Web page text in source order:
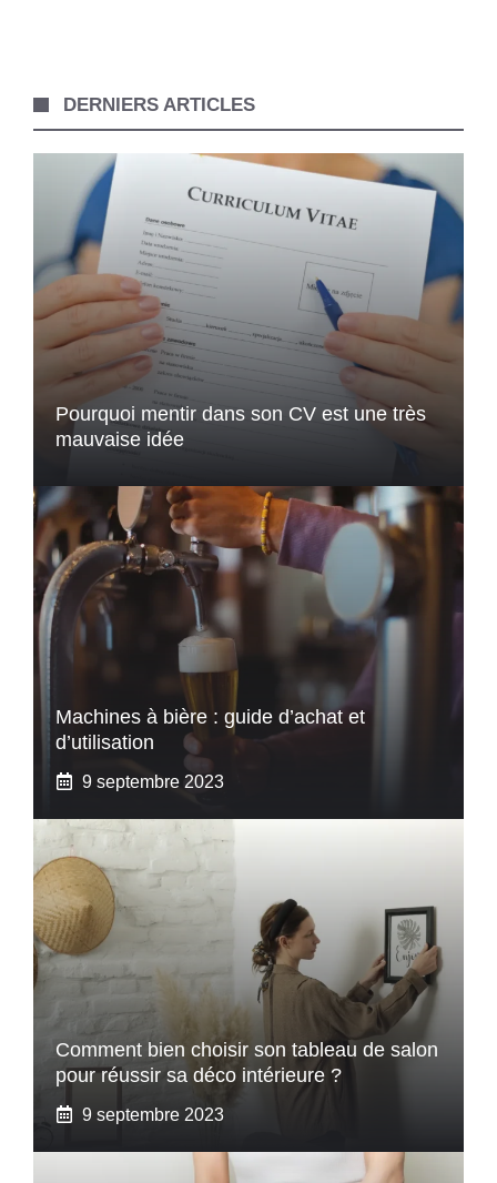
DERNIERS ARTICLES
Pourquoi mentir dans son CV est une très
mauvaise idée
Machines à bière : guide d’achat et
d’utilisation
9 septembre 2023
Comment bien choisir son tableau de salon
pour réussir sa déco intérieure ?
9 septembre 2023